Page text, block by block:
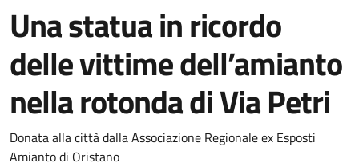
Una statua in ricordo
delle vittime dell’amianto
nella rotonda di Via Petri
Dettagli della notizia
Donata alla città dalla Associazione Regionale ex Esposti
Amianto di Oristano